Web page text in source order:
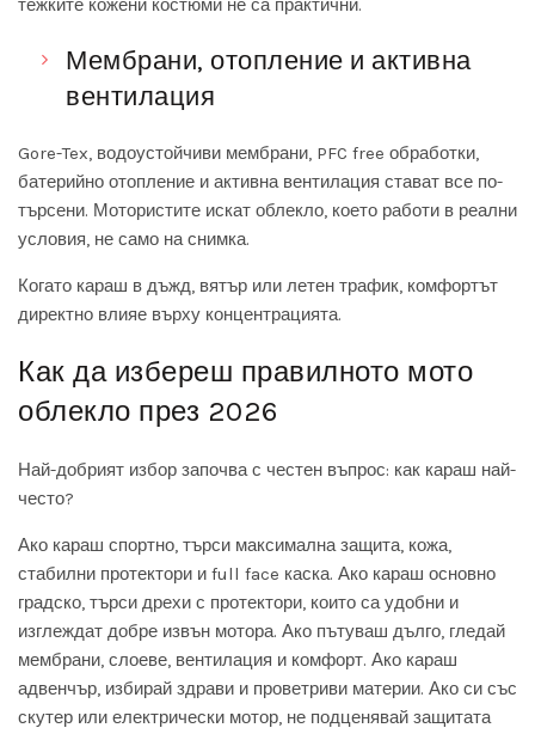
тежките кожени костюми не са практични.
Мембрани, отопление и активна
вентилация
Gore-Tex, водоустойчиви мембрани, PFC free обработки,
батерийно отопление и активна вентилация стават все по-
търсени. Мотористите искат облекло, което работи в реални
условия, не само на снимка.
Когато караш в дъжд, вятър или летен трафик, комфортът
директно влияе върху концентрацията.
Как да избереш правилното мото
облекло през 2026
Най-добрият избор започва с честен въпрос: как караш най-
често?
Ако караш спортно, търси максимална защита, кожа,
стабилни протектори и full face каска. Ако караш основно
градско, търси дрехи с протектори, които са удобни и
изглеждат добре извън мотора. Ако пътуваш дълго, гледай
мембрани, слоеве, вентилация и комфорт. Ако караш
адвенчър, избирай здрави и проветриви материи. Ако си със
скутер или електрически мотор, не подценявай защитата